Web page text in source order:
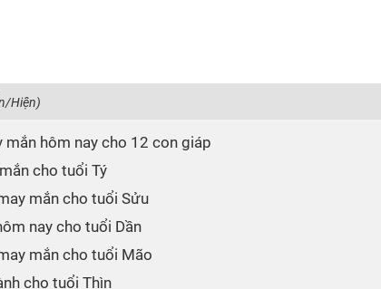
Hiện)
mắn hôm nay cho 12 con giáp
cho tuổi Tý
mắn cho tuổi Sửu
nay cho tuổi Dần
mắn cho tuổi Mão
cho tuổi Thìn